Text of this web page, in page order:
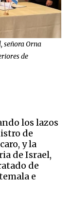
señora Orna
de
los lazos
de
y la
de Israel,
de
e